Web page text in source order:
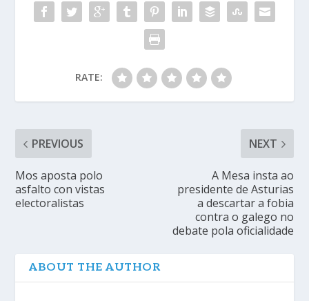
RATE:
PREVIOUS
Mos aposta polo
asfalto con vistas
electoralistas
NEXT
A Mesa insta ao
presidente de Asturias
a descartar a fobia
contra o galego no
debate pola oficialidade
ABOUT THE AUTHOR